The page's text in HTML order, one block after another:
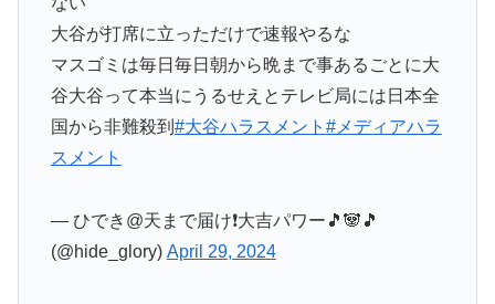
大谷が打席に立っただけで速報やるな
マスゴミは毎日毎日朝から晩まで事あるごとに大
谷大谷って本当にうるせえとテレビ局には日本全
国から非難殺到#大谷ハラスメント#メディアハラ
スメント
(@hide_glory)April 29, 2024